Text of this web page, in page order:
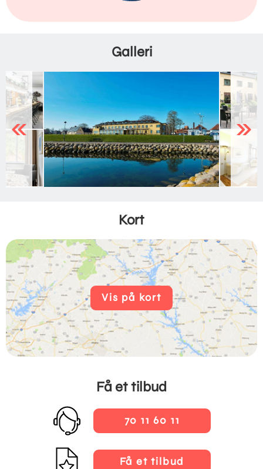
Galleri
Previous Next
Kort
Vis på kort
Få et tilbud
70 11 60 11
Få et tilbud